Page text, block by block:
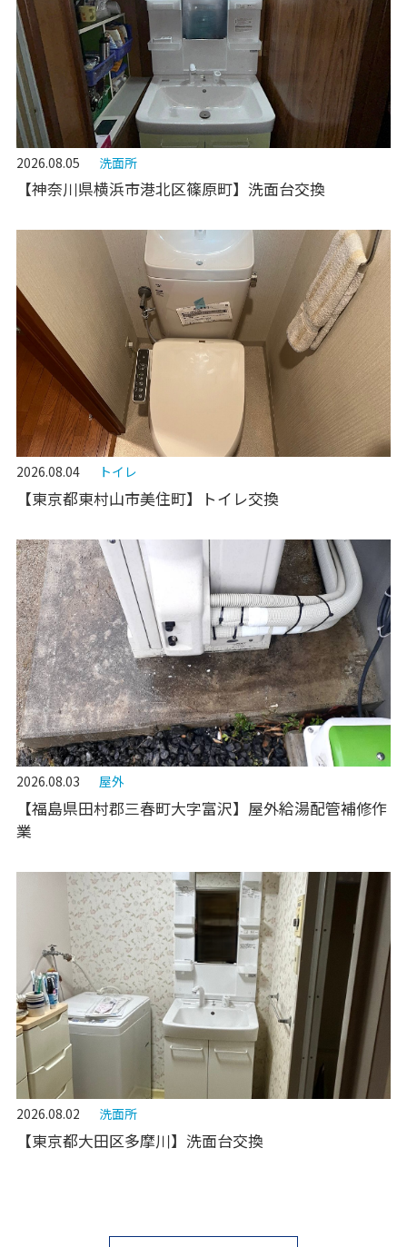
2026.08.05 洗面所
【神奈川県横浜市港北区篠原町】洗面台交換
2026.08.04 トイレ
【東京都東村山市美住町】トイレ交換
2026.08.03 屋外
【福島県田村郡三春町大字富沢】屋外給湯配管補修作
業
2026.08.02 洗面所
【東京都大田区多摩川】洗面台交換